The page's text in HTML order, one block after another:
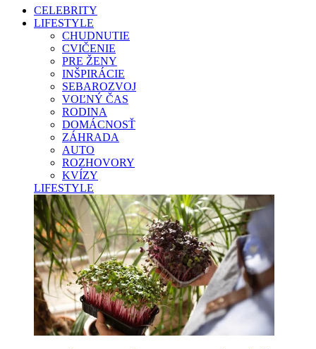
CELEBRITY
LIFESTYLE
CHUDNUTIE
CVIČENIE
PRE ŽENY
INŠPIRÁCIE
SEBAROZVOJ
VOĽNÝ ČAS
RODINA
DOMÁCNOSŤ
ZÁHRADA
AUTO
ROZHOVORY
KVÍZY
LIFESTYLE